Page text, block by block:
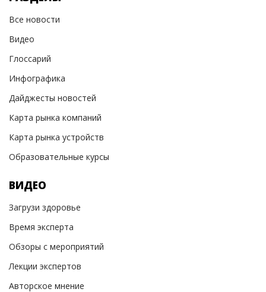
Все новости
Видео
Глоссарий
Инфографика
Дайджесты новостей
Карта рынка компаний
Карта рынка устройств
Образовательные курсы
ВИДЕО
Загрузи здоровье
Время эксперта
Обзоры с мероприятий
Лекции экспертов
Авторское мнение